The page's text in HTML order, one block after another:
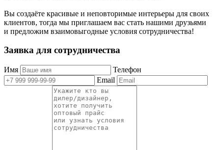
Вы создаёте красивые и неповторимые интерьеры для своих
клиентов, тогда мы приглашаем вас стать нашими друзьями
и предложим взаимовыгодные условия сотрудничества!
Заявка для сотрудничества
Имя
Телефон
Email